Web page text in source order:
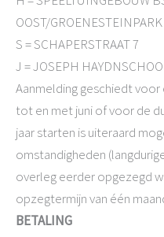
OOST/GROENESTEINPARK
S = SCHAPERSTRAAT 7
J = JOSEPH
Aanmelding geschiedt
tot en met juni of voor de
jaar starten is uiteraard
omstandigheden
overleg eerder opgezegd
opzegtermijn van één
BETALING